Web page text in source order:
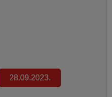
28.09.2023.